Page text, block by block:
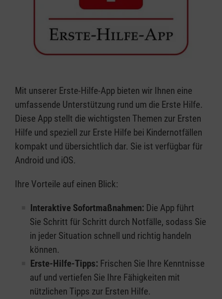
Mit unserer Erste-Hilfe-App bieten wir Ihnen eine
umfassende Unterstützung rund um die Erste Hilfe.
Diese App stellt die wichtigsten Themen zur Ersten
Hilfe und speziell zur Erste Hilfe bei Kindernotfällen
kompakt und übersichtlich dar. Sie ist verfügbar für
Android und iOS.
Ihre Vorteile auf einen Blick:
Interaktive Sofortmaßnahmen: Die App führt
Sie Schritt für Schritt durch Notfälle, sodass Sie
in jeder Situation schnell und richtig handeln
können.
Erste-Hilfe-Tipps: Frischen Sie Ihre Kenntnisse
auf und vertiefen Sie Ihre Fähigkeiten mit
nützlichen Tipps zur Ersten Hilfe.